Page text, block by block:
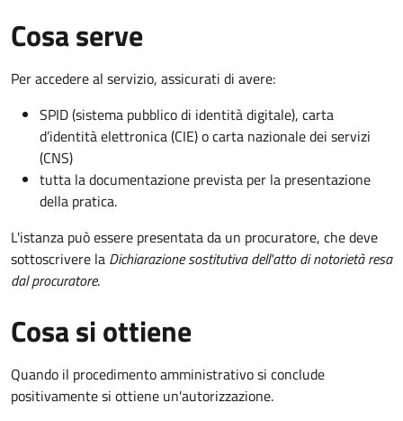
Cosa serve
Per accedere al servizio, assicurati di avere:
SPID (sistema pubblico di identità digitale), carta
d’identità elettronica (CIE) o carta nazionale dei servizi
(CNS)
tutta la documentazione prevista per la presentazione
della pratica.
L'istanza può essere presentata da un procuratore, che deve
sottoscrivere la Dichiarazione sostitutiva dell'atto di notorietà resa
dal procuratore.
Cosa si ottiene
Quando il procedimento amministrativo si conclude
positivamente si ottiene un'autorizzazione.